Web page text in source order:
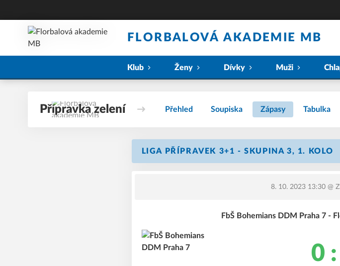
FLORBALOVÁ AKADEMIE MB
Klub Ženy Dívky Muži
Přípravka zelení Přehled Soupiska Zápasy Tabulka
LIGA PŘÍPRAVEK 3+1 - SKUPINA 3, 1. KOLO
8. 10. 2023 13:30 @
FbŠ Bohemians DDM Praha 7 -
0